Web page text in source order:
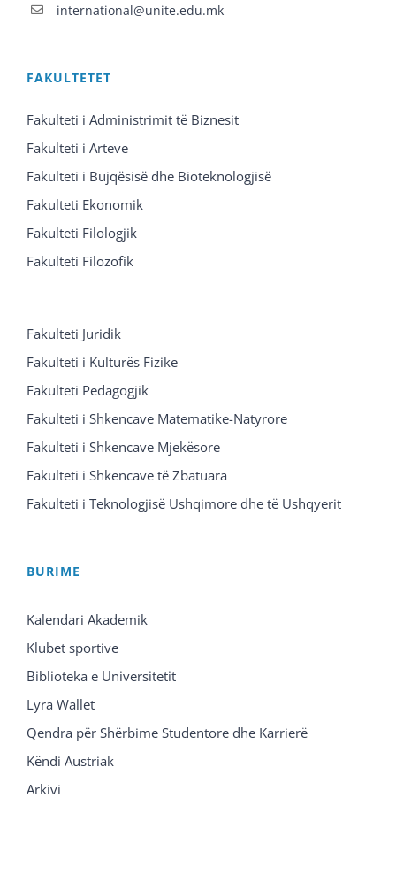
international@unite.edu.mk
FAKULTETET
Fakulteti i Administrimit të Biznesit
Fakulteti i Arteve
Fakulteti i Bujqësisë dhe Bioteknologjisë
Fakulteti Ekonomik
Fakulteti Filologjik
Fakulteti Filozofik
Fakulteti Juridik
Fakulteti i Kulturës Fizike
Fakulteti Pedagogjik
Fakulteti i Shkencave Matematike-Natyrore
Fakulteti i Shkencave Mjekësore
Fakulteti i Shkencave të Zbatuara
Fakulteti i Teknologjisë Ushqimore dhe të Ushqyerit
BURIME
Kalendari Akademik
Klubet sportive
Biblioteka e Universitetit
Lyra Wallet
Qendra për Shërbime Studentore dhe Karrierë
Këndi Austriak
Arkivi